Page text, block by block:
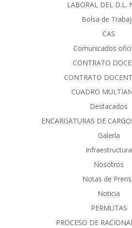
LABORAL DEL D.L.
Bolsa de
CAS
Comunicados
CONTRATO
CONTRATO
CUADRO
Destacados
ENCARGATURAS DE
Galería
Infraestructura
Nosotros
Notas de
Noticia
PERMUTAS
PROCESO DE